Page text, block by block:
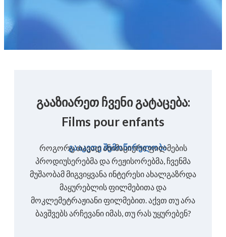
გააკეთე შემოწირულობა
გააზიარეთ ჩვენი გატაცება:
Films pour enfants
როგორც თავად ანიმაციური ფილმების
პროდიუსერებმა და რეჟისორებმა, ჩვენმა
მუშაობამ მიგვიყვანა ინტერესი ახალგაზრდა
მაყურებლის ფილმებითა და
მოკლემეტრაჟიანი ფილმებით. აქვთ თუ არა
ბავშვებს არჩევანი იმას, თუ რას უყურებენ?